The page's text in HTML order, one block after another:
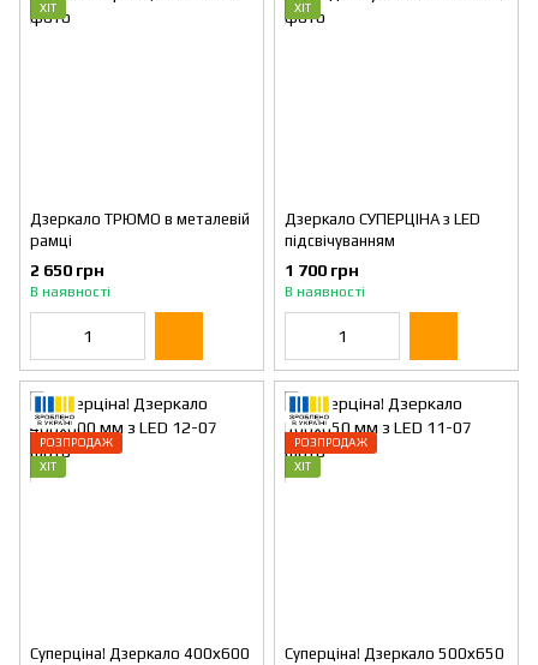
ХІТ
Дзеркало ТРЮМО в металевій
рамці
2 650 грн
В наявності
ХІТ
Дзеркало СУПЕРЦІНА з LED
підсвічуванням
1 700 грн
В наявності
РОЗПРОДАЖ
ХІТ
Суперціна! Дзеркало 400х600
РОЗПРОДАЖ
ХІТ
Суперціна! Дзеркало 500х650